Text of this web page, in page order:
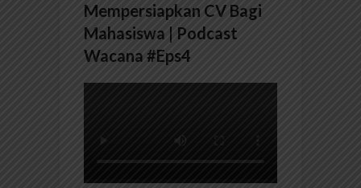
Mempersiapkan CV Bagi
Mahasiswa | Podcast
Wacana #Eps4